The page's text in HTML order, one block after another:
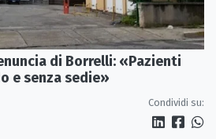
di Borrelli: «Pazienti
e senza sedie»
Condividi su: